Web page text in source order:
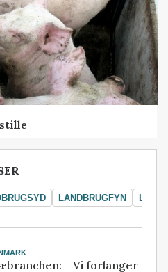
LANDBRUGFYN
- Vi forlanger